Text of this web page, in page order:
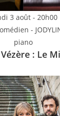
3 août - 20h00
-
piano
: Le